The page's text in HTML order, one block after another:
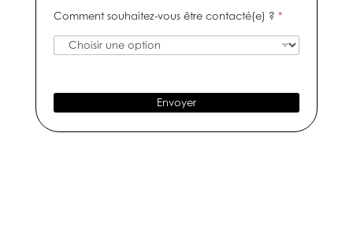
f
é
r
o
t
-
m
*
a
g
e
Comment souhaitez-vous être contacté(e) ?*
Envoyer